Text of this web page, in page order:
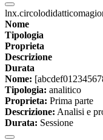
Nome
Tipologia
Proprieta
Descrizione
Durata
Nome:
Tipologia: analitico
Proprieta: Prima parte
Descrizione: Analisi e
Durata: Sessione